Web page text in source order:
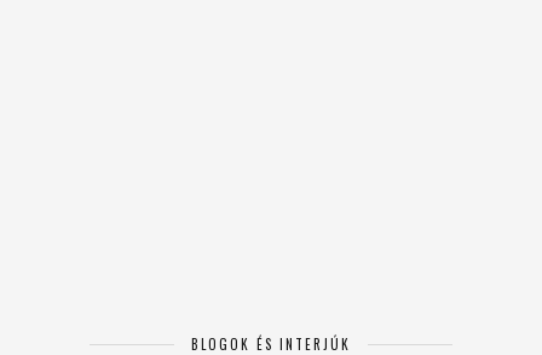
BLOGOK ÉS INTERJÚK